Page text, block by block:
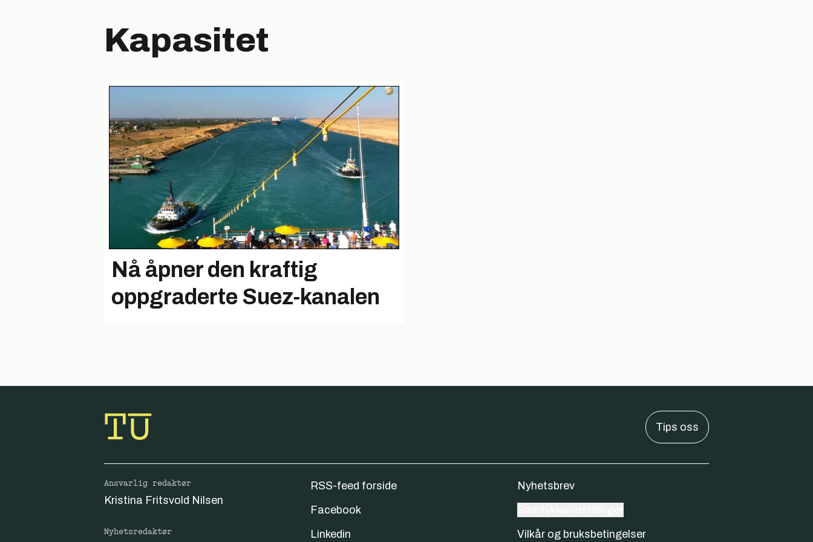
Kapasitet
Nå åpner den kraftig
oppgraderte Suez-kanalen
Tips oss
Ansvarlig redaktør
Kristina Fritsvold Nilsen
Nyhetsredaktør
RSS-feed forside
Facebook
Linkedin
Nyhetsbrev
Vilkår og bruksbetingelser